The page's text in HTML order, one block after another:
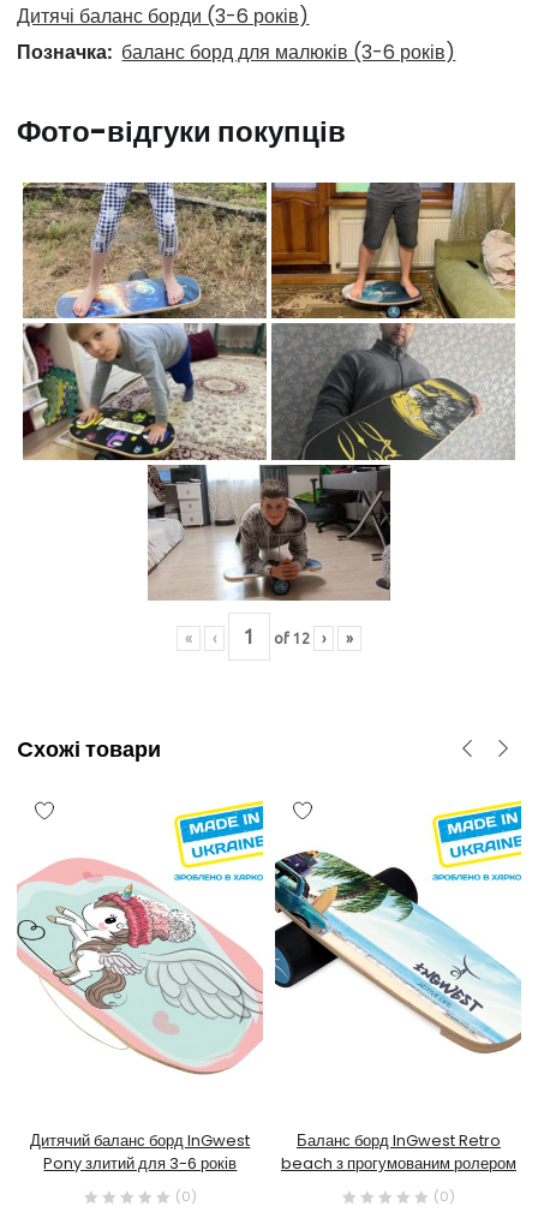
Дитячі баланс борди (3-6 років)
Позначка: баланс борд для малюків (3-6 років)
Фото-відгуки покупців
« ‹ of 12 › »
Cхожі товари
Дитячий баланс борд InGwest
Pony злитий для 3-6 років
(0)
Баланс борд InGwest Retro
beach з прогумованим ролером
(0)